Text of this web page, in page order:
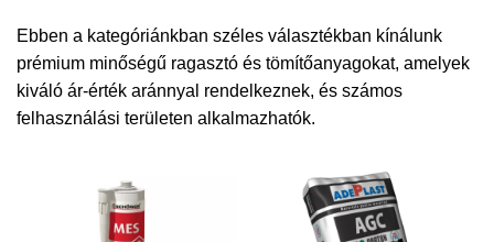
Ebben a kategóriánkban széles választékban kínálunk
prémium minőségű ragasztó és tömítőanyagokat, amelyek
kiváló ár-érték aránnyal rendelkeznek, és számos
felhasználási területen alkalmazhatók.